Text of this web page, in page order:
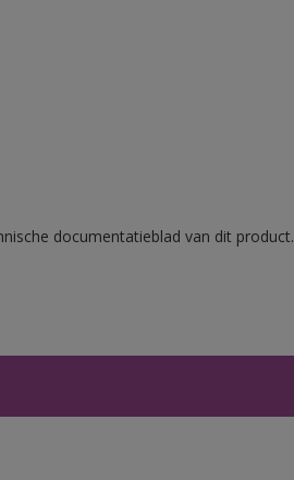
documentatieblad van dit product.